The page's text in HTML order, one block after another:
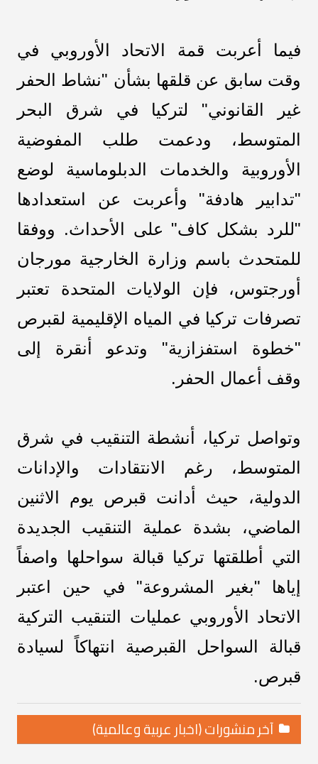
فيما أعربت قمة الاتحاد الأوروبي في
وقت سابق عن قلقها بشأن "نشاط الحفر
غير القانوني" لتركيا في شرق البحر
المتوسط​​، ودعمت طلب المفوضية
الأوروبية والخدمات الدبلوماسية لوضع
"تدابير هادفة" وأعربت عن استعدادها
"للرد بشكل كاف" على الأحداث. ووفقا
للمتحدث باسم وزارة الخارجية مورجان
أورجتوس، فإن الولايات المتحدة تعتبر
تصرفات تركيا في المياه الإقليمية لقبرص
"خطوة استفزازية" وتدعو أنقرة إلى
وقف أعمال الحفر.
وتواصل تركيا، أنشطة التنقيب في شرق
المتوسط، رغم الانتقادات والإدانات
الدولية، حيث أدانت قبرص يوم الاثنين
الماضي، بشدة عملية التنقيب الجديدة
التي أطلقتها تركيا قبالة سواحلها واصفاً
إياها "بغير المشروعة" في حين اعتبر
الاتحاد الأوروبي عمليات التنقيب التركية
قبالة السواحل القبرصية انتهاكاً لسيادة
قبرص.
آخر منشورات (اخبار عربية وعالمية)